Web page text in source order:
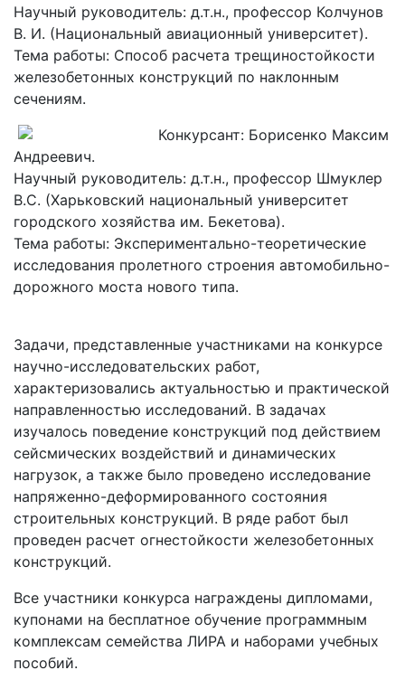
Научный руководитель: д.т.н., профессор Колчунов
В. И. (Национальный авиационный университет).
Тема работы: Способ расчета трещиностойкости
железобетонных конструкций по наклонным
сечениям.
Конкурсант: Борисенко Максим
Андреевич.
Научный руководитель: д.т.н., профессор Шмуклер
В.С. (Харьковский национальный университет
городского хозяйства им. Бекетова).
Тема работы: Экспериментально-теоретические
исследования пролетного строения автомобильно-
дорожного моста нового типа.
Задачи, представленные участниками на конкурсе
научно-исследовательских работ,
характеризовались актуальностью и практической
направленностью исследований. В задачах
изучалось поведение конструкций под действием
сейсмических воздействий и динамических
нагрузок, а также было проведено исследование
напряженно-деформированного состояния
строительных конструкций. В ряде работ был
проведен расчет огнестойкости железобетонных
конструкций.
Все участники конкурса награждены дипломами,
купонами на бесплатное обучение программным
комплексам семейства ЛИРА и наборами учебных
пособий.